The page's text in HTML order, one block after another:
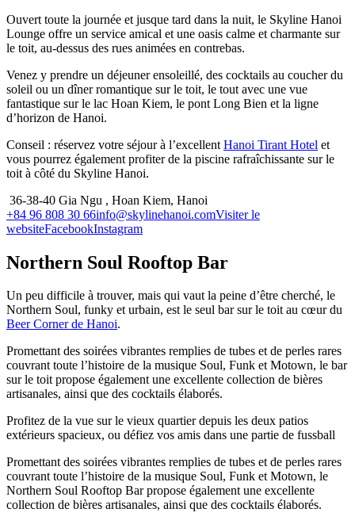
Ouvert toute la journée et jusque tard dans la nuit, le Skyline Hanoi
Lounge offre un service amical et une oasis calme et charmante sur
le toit, au-dessus des rues animées en contrebas.
Venez y prendre un déjeuner ensoleillé, des cocktails au coucher du
soleil ou un dîner romantique sur le toit, le tout avec une vue
fantastique sur le lac Hoan Kiem, le pont Long Bien et la ligne
d’horizon de Hanoi.
Conseil : réservez votre séjour à l’excellent Hanoi Tirant Hotel et
vous pourrez également profiter de la piscine rafraîchissante sur le
toit à côté du Skyline Hanoi.
36-38-40 Gia Ngu , Hoan Kiem, Hanoi
+84 96 808 30 66info@skylinehanoi.comVisiter le
websiteFacebookInstagram
Northern Soul Rooftop Bar
Un peu difficile à trouver, mais qui vaut la peine d’être cherché, le
Northern Soul, funky et urbain, est le seul bar sur le toit au cœur du
Beer Corner de Hanoi.
Promettant des soirées vibrantes remplies de tubes et de perles rares
couvrant toute l’histoire de la musique Soul, Funk et Motown, le bar
sur le toit propose également une excellente collection de bières
artisanales, ainsi que des cocktails élaborés.
Profitez de la vue sur le vieux quartier depuis les deux patios
extérieurs spacieux, ou défiez vos amis dans une partie de fussball
Promettant des soirées vibrantes remplies de tubes et de perles rares
couvrant toute l’histoire de la musique Soul, Funk et Motown, le
Northern Soul Rooftop Bar propose également une excellente
collection de bières artisanales, ainsi que des cocktails élaborés.